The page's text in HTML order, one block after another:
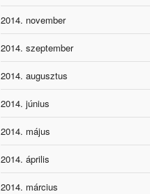
2014. november
2014. szeptember
2014. augusztus
2014. június
2014. május
2014. április
2014. március